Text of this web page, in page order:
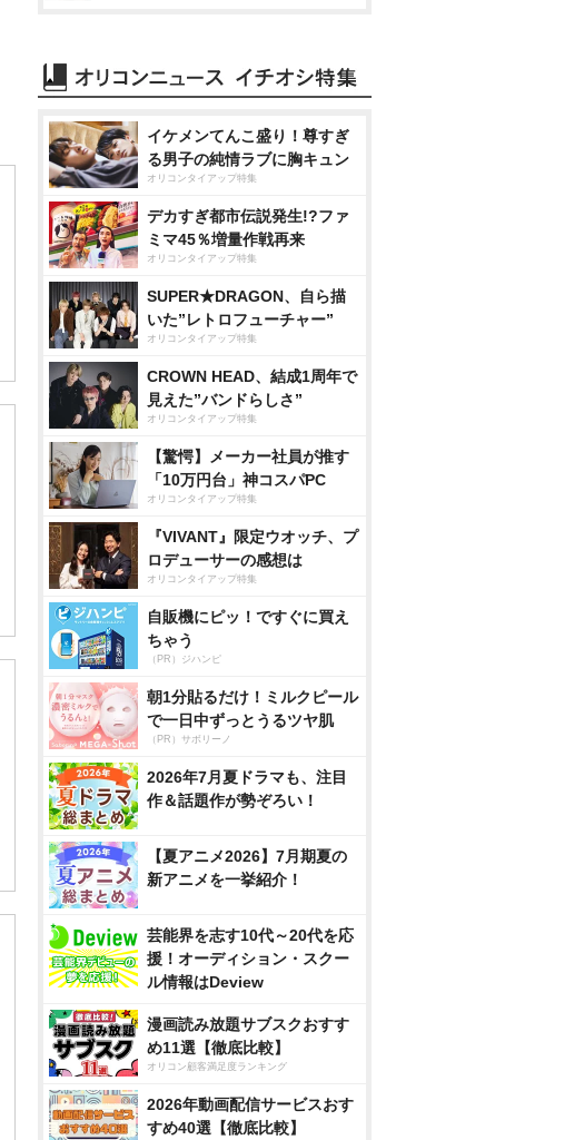
イケメンてんこ盛り！尊すぎ
る男子の純情ラブに胸キュン
オリコンタイアップ特集
デカすぎ都市伝説発生!?ファ
ミマ45％増量作戦再来
オリコンタイアップ特集
SUPER★DRAGON、自ら描
いた”レトロフューチャー”
オリコンタイアップ特集
CROWN HEAD、結成1周年で
見えた”バンドらしさ”
オリコンタイアップ特集
【驚愕】メーカー社員が推す
「10万円台」神コスパPC
オリコンタイアップ特集
『VIVANT』限定ウオッチ、プ
ロデューサーの感想は
オリコンタイアップ特集
自販機にピッ！ですぐに買え
ちゃう
（PR）ジハンピ
朝1分貼るだけ！ミルクピール
で一日中ずっとうるツヤ肌
（PR）サボリーノ
2026年7月夏ドラマも、注目
作＆話題作が勢ぞろい！
【夏アニメ2026】7月期夏の
新アニメを一挙紹介！
芸能界を志す10代～20代を応
援！オーディション・スクー
ル情報はDeview
漫画読み放題サブスクおすす
め11選【徹底比較】
オリコン顧客満足度ランキング
2026年動画配信サービスおす
すめ40選【徹底比較】